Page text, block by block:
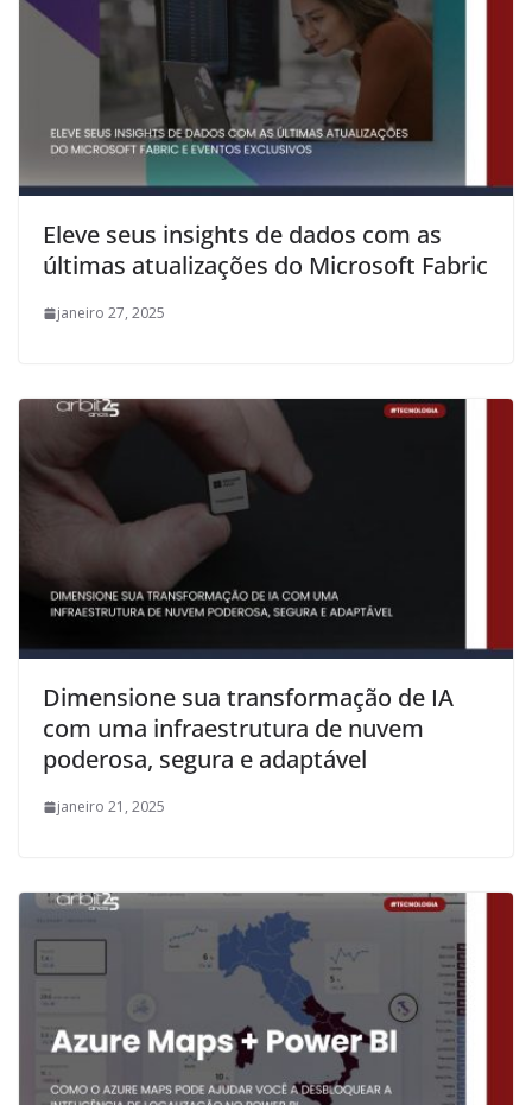
Eleve seus insights de dados com as
últimas atualizações do Microsoft Fabric
janeiro 27, 2025
Dimensione sua transformação de IA
com uma infraestrutura de nuvem
poderosa, segura e adaptável
janeiro 21, 2025